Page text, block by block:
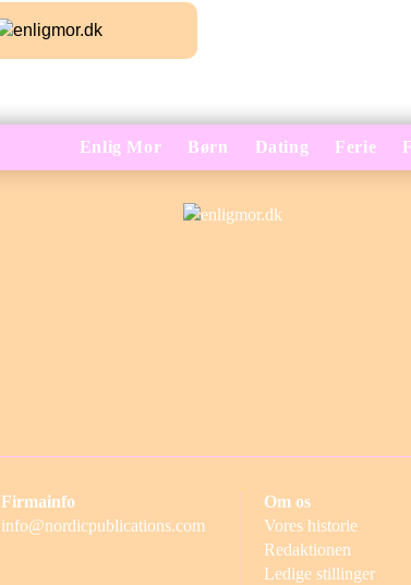
Enlig Mor Børn Dating Ferie
Firmainfo
info@nordicpublications.com
Om os
Vores historie
Redaktionen
Ledige stillinger